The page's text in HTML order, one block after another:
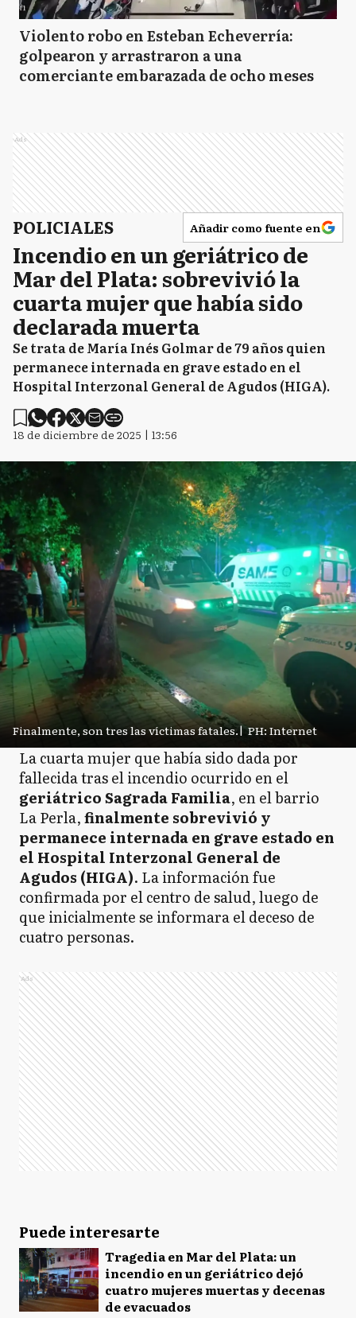
Violento robo en Esteban Echeverría:
golpearon y arrastraron a una
comerciante embarazada de ocho meses
Ads
POLICIALES Añadir como fuente en
Incendio en un geriátrico de
Mar del Plata: sobrevivió la
cuarta mujer que había sido
declarada muerta
Se trata de María Inés Golmar de 79 años quien
permanece internada en grave estado en el
Hospital Interzonal General de Agudos (HIGA).
18 de diciembre de 2025 | 13:56
Finalmente, son tres las víctimas fatales.| PH: Internet
La cuarta mujer que había sido dada por
fallecida tras el incendio ocurrido en el
geriátrico Sagrada Familia, en el barrio
La Perla,finalmente sobrevivió y
permanece internada en grave estado en
el Hospital Interzonal General de
Agudos (HIGA). La información fue
confirmada por el centro de salud, luego de
que inicialmente se informara el deceso de
cuatro personas.
Ads
Puede interesarte
Tragedia en Mar del Plata: un
incendio en un geriátrico dejó
cuatro mujeres muertas y decenas
de evacuados